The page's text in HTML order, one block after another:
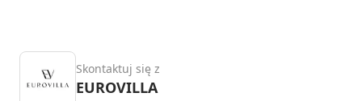
Skontaktuj się z
EUROVILLA